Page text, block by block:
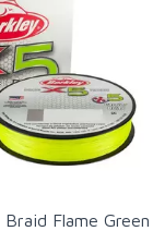
Flame Green